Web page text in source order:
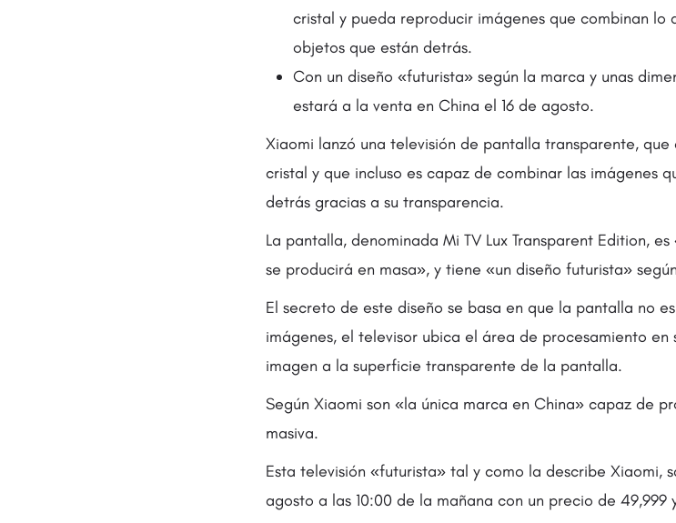
cristal y pueda reproducir imágenes que combinan lo
objetos que están detrás.
Con un diseño «futurista» según la marca y unas
estará a la venta en China el 16 de agosto.
Xiaomi lanzó una televisión de pantalla transparente,
cristal y que incluso es capaz de combinar las imágenes
detrás gracias a su transparencia.
La pantalla, denominada Mi TV Lux Transparent Edition,
se producirá en masa», y tiene «un diseño futurista»
El secreto de este diseño se basa en que la pantalla no
imágenes, el televisor ubica el área de procesamiento en
imagen a la superficie transparente de la pantalla.
Según Xiaomi son «la única marca en China» capaz de
masiva.
Esta televisión «futurista» tal y como la describe Xiaomi,
agosto a las 10:00 de la mañana con un precio de 49,999